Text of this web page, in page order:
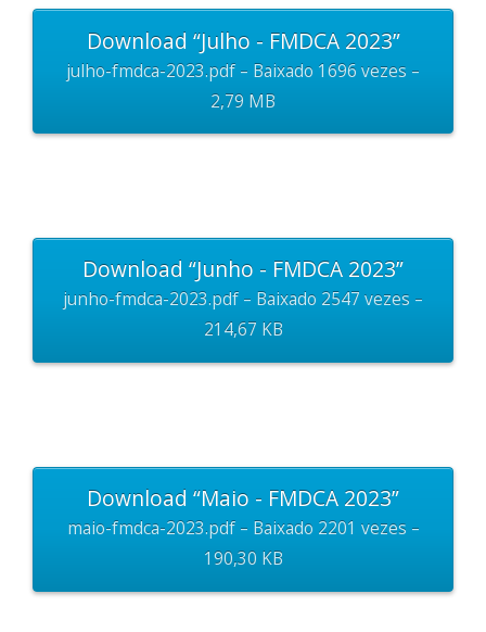
Download “Julho - FMDCA 2023”
julho-fmdca-2023.pdf – Baixado 1696 vezes –
2,79 MB
Download “Junho - FMDCA 2023”
junho-fmdca-2023.pdf – Baixado 2547 vezes –
214,67 KB
Download “Maio - FMDCA 2023”
maio-fmdca-2023.pdf – Baixado 2201 vezes –
190,30 KB